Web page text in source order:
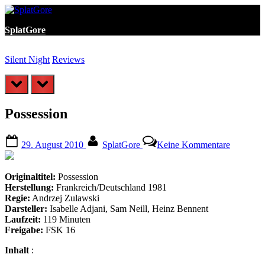
Skip
content
SplatGore
Silent Night Reviews
prev next
Possession
on
29. August 2010 SplatGore Keine Kommentare
Originaltitel: Possession
Herstellung: Frankreich/Deutschland 1981
Regie: Andrzej Zulawski
Darsteller: Isabelle Adjani, Sam Neill, Heinz Bennent
Laufzeit: 119 Minuten
Freigabe: FSK 16
Inhalt :